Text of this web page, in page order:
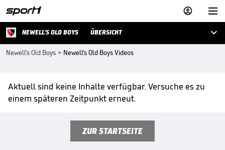


NEWELL'S OLD BOYS ÜBERSICHT 
Newell's Old Boys > Newell's Old Boys Videos
Aktuell sind keine Inhalte verfügbar. Versuche es zu
einem späteren Zeitpunkt erneut.
ZUR STARTSEITE